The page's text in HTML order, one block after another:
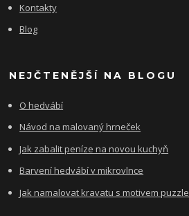
Kontakty
Blog
NEJČTENĚJŠÍ NA BLOGU
O hedvábí
Návod na malovaný hrneček
Jak zabalit peníze na novou kuchyň
Barvení hedvábí v mikrovlnce
Jak namalovat kravatu s motivem puzzle